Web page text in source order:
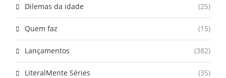
Dilemas da idade (25)
Quem faz (15)
Lançamentos (382)
LiteralMente Séries (35)